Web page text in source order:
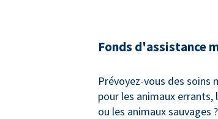
Fonds d'assistance
Prévoyez-vous des soins
pour les animaux
ou les animaux sauvages ?